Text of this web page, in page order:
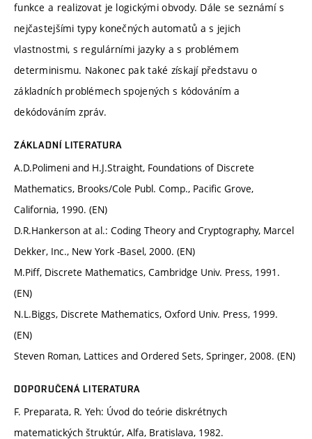
funkce a realizovat je logickými obvody. Dále se seznámí s
nejčastejšími typy konečných automatů a s jejich
vlastnostmi, s regulárními jazyky a s problémem
determinismu. Nakonec pak také získají představu o
základních problémech spojených s kódováním a
dekódováním zpráv.
ZÁKLADNÍ LITERATURA
A.D.Polimeni and H.J.Straight, Foundations of Discrete
Mathematics, Brooks/Cole Publ. Comp., Pacific Grove,
California, 1990. (EN)
D.R.Hankerson at al.: Coding Theory and Cryptography, Marcel
Dekker, Inc., New York -Basel, 2000. (EN)
M.Piff, Discrete Mathematics, Cambridge Univ. Press, 1991.
(EN)
N.L.Biggs, Discrete Mathematics, Oxford Univ. Press, 1999.
(EN)
Steven Roman, Lattices and Ordered Sets, Springer, 2008. (EN)
DOPORUČENÁ LITERATURA
F. Preparata, R. Yeh: Úvod do teórie diskrétnych
matematických štruktúr, Alfa, Bratislava, 1982.